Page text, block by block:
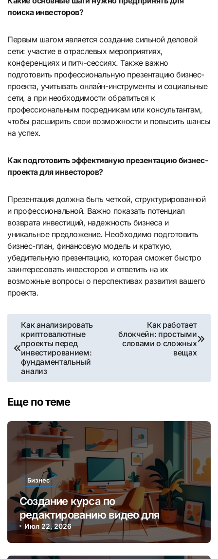
поиска инвесторов?
Первым шагом является создание сильной деловой
сети: участие в отраслевых мероприятиях,
конференциях и питч-сессиях. Также важно
подготовить профессиональную презентацию бизнес-
проекта, учитывать онлайн-инструменты и социальные
сети, а при необходимости обратиться к
профессиональным посредникам или консультантам,
чтобы расширить свои возможности и повысить шансы
на успех.
Как подготовить эффективную презентацию бизнес-
проекта для инвесторов?
Презентация должна быть четкой, структурированной
и профессиональной. Важно показать потенциал
возврата инвестиций, надежность бизнеса и
уникальное предложение. Необходимо подготовить
бизнес-план, финансовую модель и краткую,
убедительную презентацию, которая сможет быстро
заинтересовать инвесторов и ответить на их
возможные вопросы о перспективах развития вашего
проекта.
Навигация
по
записям
Как анализировать
криптовалютные
проекты перед
инвестированием:
фундаментальный
анализ
Как работает
блокчейн: простыми
словами о сложных
вещах
Еще по теме
Бизнес
Создание курса по
редактированию видео для
начинающих блогеров и платформ
онлайн-обучения
Июл 22, 2026